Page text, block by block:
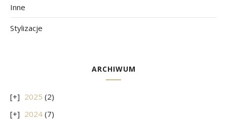
Inne
Stylizacje
ARCHIWUM
2025 (2)
2024 (7)